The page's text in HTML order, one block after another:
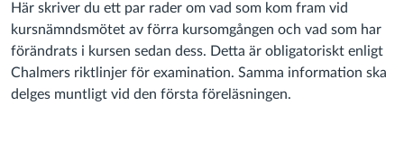
Här skriver du ett par rader om vad som kom fram vid
kursnämndsmötet av förra kursomgången och vad som har
förändrats i kursen sedan dess. Detta är obligatoriskt enligt
Chalmers riktlinjer för examination. Samma information ska
delges muntligt vid den första föreläsningen.